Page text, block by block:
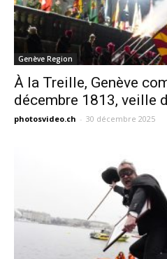
Genève Region
À la Treille, Genève
décembre 1813, veille
photosvideo.ch - 30 décembre 2025